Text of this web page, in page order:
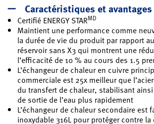
Caractéristiques et avantages
Certifié ENERGY STARMD
Maintient une performance comme
la durée de vie du produit par rapport
réservoir sans X3 qui montrent une
l’efficacité de 10 % au cours des 1.5
L’échangeur de chaleur en cuivre
commerciale est 25x meilleur que
du transfert de chaleur, stabilisant
de sortie de l’eau plus rapidement
L’échangeur de chaleur secondaire est
inoxydable 316L pour protéger contre